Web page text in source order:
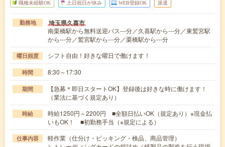
職種未経験OK 土日祝日が休み WEB登録OK 派遣
勤務地 埼玉県久喜市
南栗橋駅から無料送迎バス---分／久喜駅から---分／東鷲宮駅
から---分／鷲宮駅から---分／栗橋駅から---分
曜日頻度 シフト自由！好きな曜日で働けます！
時間 8:30～17:30
期間
【急募＊即日スタートOK】登録後は好きな時に働けます！
（業法に基づく規定あり）
時給
時給1250円～2200円 ■全額日払いOK（規定あり）※現金払
いもOK！ ■初勤務手当（※規定による）
仕事内容
軽作業（仕分け・ピッキング・検品、商品管理）